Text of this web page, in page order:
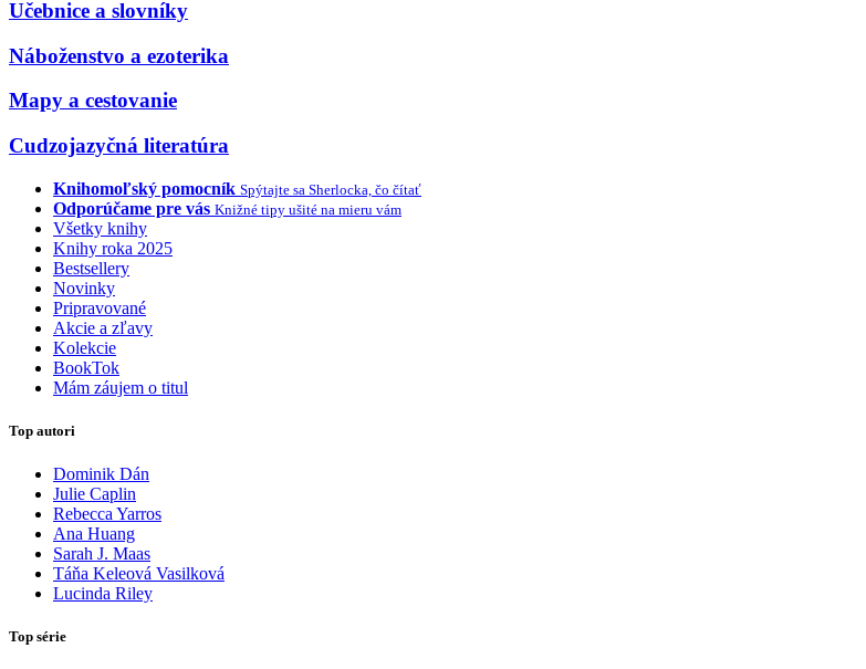
Učebnice a slovníky
Náboženstvo a ezoterika
Mapy a cestovanie
Cudzojazyčná literatúra
Knihomoľský pomocník Spýtajte sa Sherlocka, čo čítať
Odporúčame pre vás Knižné tipy ušité na mieru vám
Všetky knihy
Knihy roka 2025
Bestsellery
Novinky
Pripravované
Akcie a zľavy
Kolekcie
BookTok
Mám záujem o titul
Top autori
Dominik Dán
Julie Caplin
Rebecca Yarros
Ana Huang
Sarah J. Maas
Táňa Keleová Vasilková
Lucinda Riley
Top série